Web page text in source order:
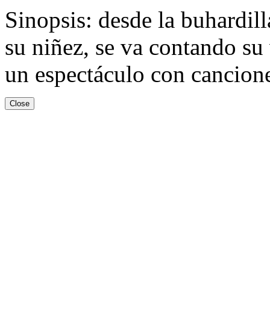
Sinopsis: desde la
su niñez, se va contando
un espectáculo con
Close